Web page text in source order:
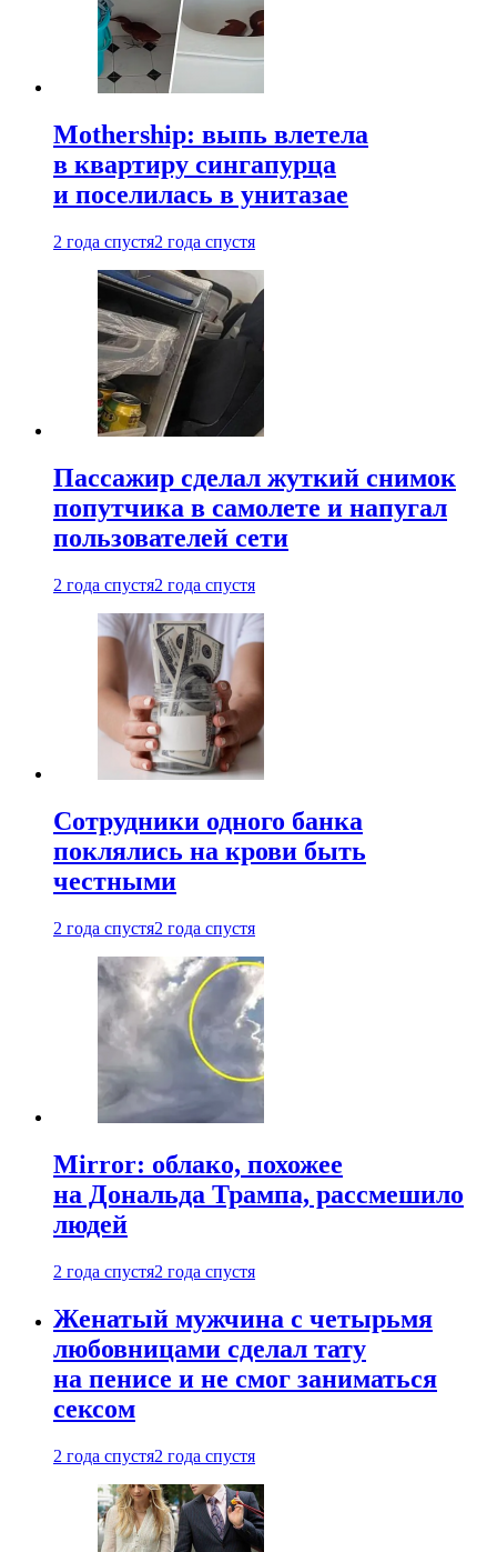
Mothership: выпь влетела
в квартиру сингапурца
и поселилась в унитазае
2 года спустя2 года спустя
Пассажир сделал жуткий снимок
попутчика в самолете и напугал
пользователей сети
2 года спустя2 года спустя
Сотрудники одного банка
поклялись на крови быть
честными
2 года спустя2 года спустя
Mirror: облако, похожее
на Дональда Трампа, рассмешило
людей
2 года спустя2 года спустя
Женатый мужчина с четырьмя
любовницами сделал тату
на пенисе и не смог заниматься
сексом
2 года спустя2 года спустя